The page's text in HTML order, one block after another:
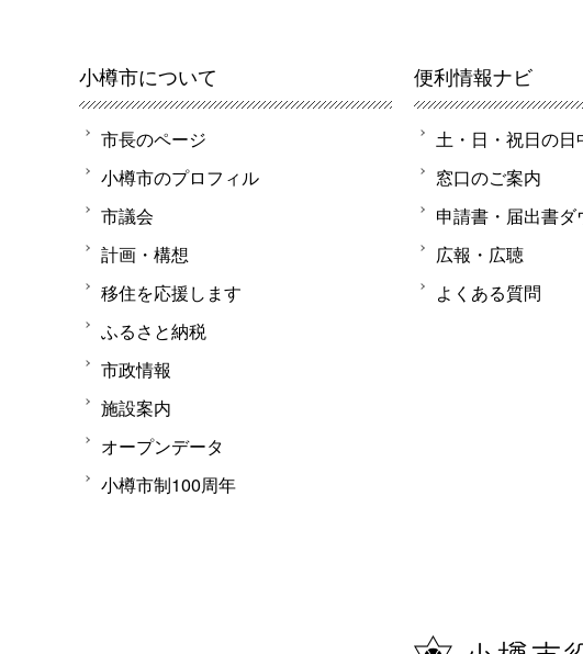
小樽市について
市長のページ
小樽市のプロフィル
市議会
計画・構想
移住を応援します
ふるさと納税
市政情報
施設案内
オープンデータ
小樽市制100周年
便利情報ナビ
土・日・祝日の日
窓口のご案内
申請書・届出書ダ
広報・広聴
よくある質問